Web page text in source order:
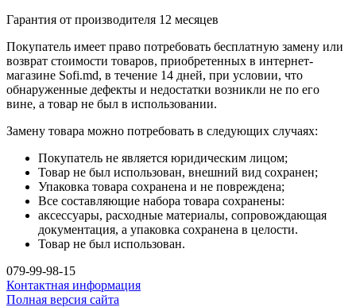
Гарантия от производителя 12 месяцев
Покупатель имеет право потребовать бесплатную замену или
возврат стоимости товаров, приобретенных в интернет-
магазине Sofi.md, в течение 14 дней, при условии, что
обнаруженные дефекты и недостатки возникли не по его
вине, а товар не был в использовании.
Замену товара можно потребовать в следующих случаях:
Покупатель не является юридическим лицом;
Товар не был использован, внешний вид сохранен;
Упаковка товара сохранена и не повреждена;
Все составляющие набора товара сохранены:
аксессуары, расходные материалы, сопровождающая
документация, а упаковка сохранена в целости.
Товар не был использован.
079-99-98-15
Контактная информация
Полная версия сайта